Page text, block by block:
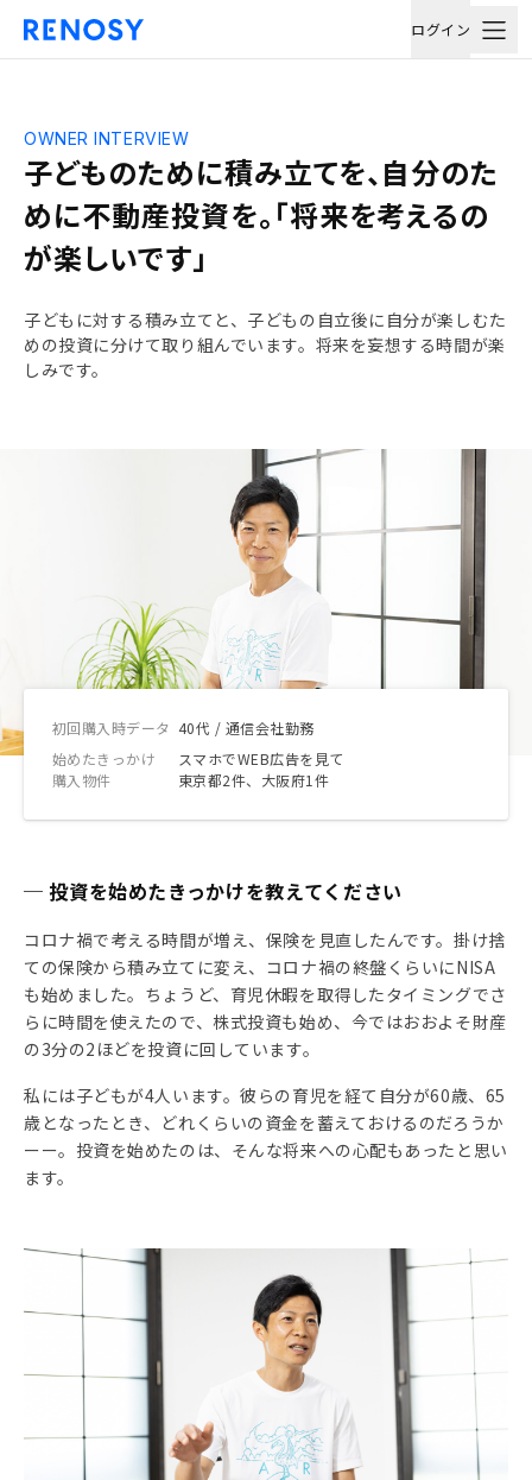
ログイン
子どものために積み立てを、自分のた
めに不動産投資を。「将来を考えるの
が楽しいです」
OWNER INTERVIEW
子どもに対する積み立てと、子どもの自立後に自分が楽しむた
めの投資に分けて取り組んでいます。将来を妄想する時間が楽
しみです。
初回購入時データ 40代 / 通信会社勤務
始めたきっかけ
スマホでWEB広告を見て
購入物件
東京都2件、大阪府1件
─ 投資を始めたきっかけを教えてください
コロナ禍で考える時間が増え、保険を見直したんです。掛け捨
ての保険から積み立てに変え、コロナ禍の終盤くらいにNISA
も始めました。ちょうど、育児休暇を取得したタイミングでさ
らに時間を使えたので、株式投資も始め、今ではおおよそ財産
の3分の2ほどを投資に回しています。
私には子どもが4人います。彼らの育児を経て自分が60歳、65
歳となったとき、どれくらいの資金を蓄えておけるのだろうか
ーー。投資を始めたのは、そんな将来への心配もあったと思い
ます。